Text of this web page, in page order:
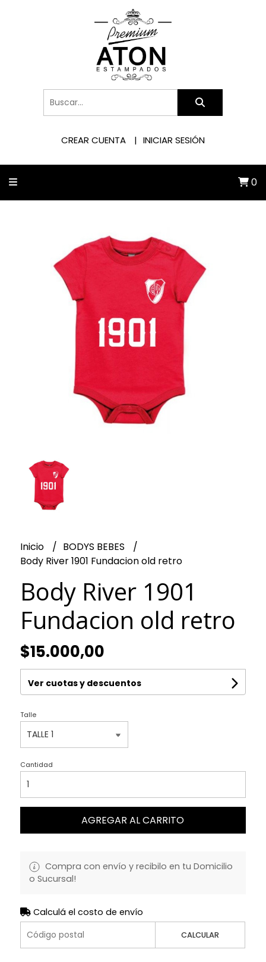
CREAR CUENTA INICIAR SESIÓN
0
Inicio
BODYS BEBES
Body River 1901 Fundacion old retro
Body River 1901
Fundacion old retro
$15.000,00
Ver cuotas y descuentos
Talle
Cantidad
AGREGAR AL CARRITO
Compra con envío y recibilo en tu Domicilio
o Sucursal!
Calculá el costo de envío
CALCULAR